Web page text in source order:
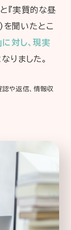
『実質的な昼
聞いたとこ
対し、現実
りました。
や返信、情報収